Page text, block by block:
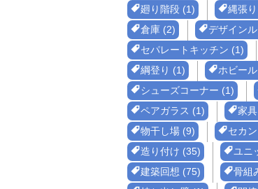
廻り階段 (1)
縄張
倉庫 (2)
デザイン
セパレートキッチン (1)
綱登り (1)
ホビー
シューズコーナー (1)
ペアガラス (1)
家
物干し場 (9)
セカ
造り付け (35)
ユニ
建築回想 (75)
骨組